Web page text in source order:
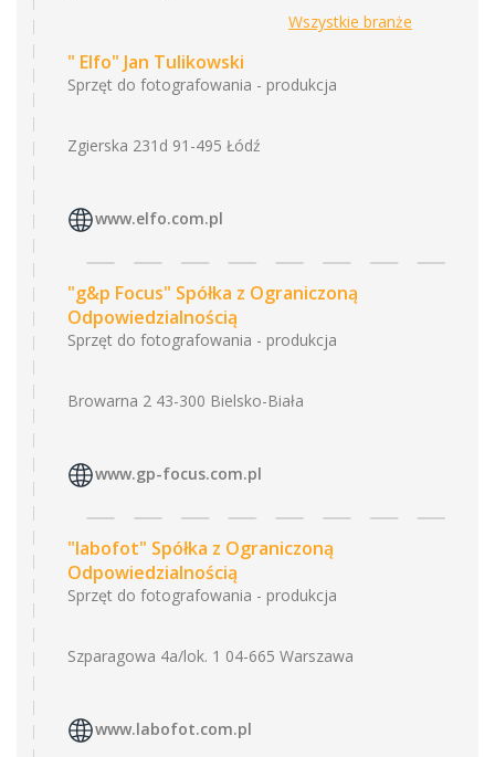
Wszystkie branże
" Elfo" Jan Tulikowski
Sprzęt do fotografowania - produkcja
Zgierska 231d 91-495 Łódź
www.elfo.com.pl
"g&p Focus" Spółka z Ograniczoną
Odpowiedzialnością
Sprzęt do fotografowania - produkcja
Browarna 2 43-300 Bielsko-Biała
www.gp-focus.com.pl
"labofot" Spółka z Ograniczoną
Odpowiedzialnością
Sprzęt do fotografowania - produkcja
Szparagowa 4a/lok. 1 04-665 Warszawa
www.labofot.com.pl